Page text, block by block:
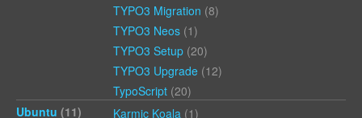
TYPO3 Migration (8)
TYPO3 Neos (1)
TYPO3 Setup (20)
TYPO3 Upgrade (12)
TypoScript (20)
Ubuntu (11) Karmic Koala (1)